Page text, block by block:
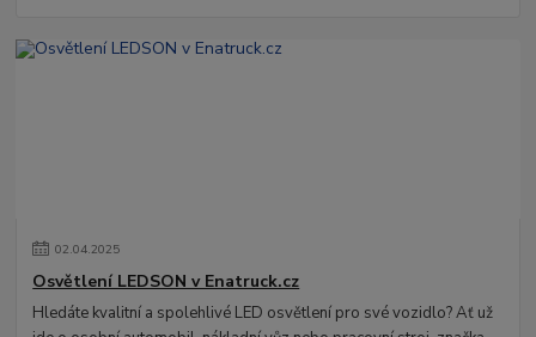
02.04.2025
Osvětlení LEDSON v Enatruck.cz
Hledáte kvalitní a spolehlivé LED osvětlení pro své vozidlo? Ať už